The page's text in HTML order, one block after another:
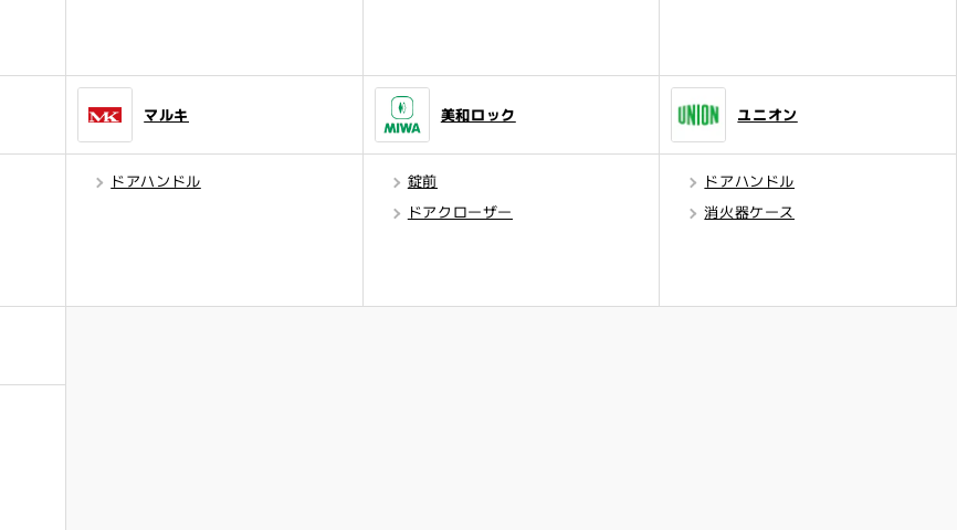
マルキ
ドアハンドル
美和ロック
錠前
ドアクローザー
ユニオン
ドアハンドル
消火器ケース